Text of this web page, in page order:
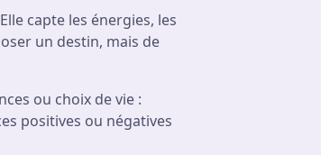
capte les énergies, les
un destin, mais de
ou choix de vie :
positives ou négatives